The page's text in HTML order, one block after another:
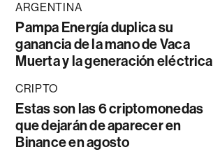
ARGENTINA
Pampa Energía duplica su
ganancia de la mano de Vaca
Muerta y la generación eléctrica
CRIPTO
Estas son las 6 criptomonedas
que dejarán de aparecer en
Binance en agosto